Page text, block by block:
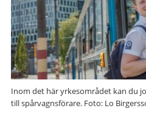
Inom det här yrkesområdet kan du
till spårvagnsförare. Foto: Lo